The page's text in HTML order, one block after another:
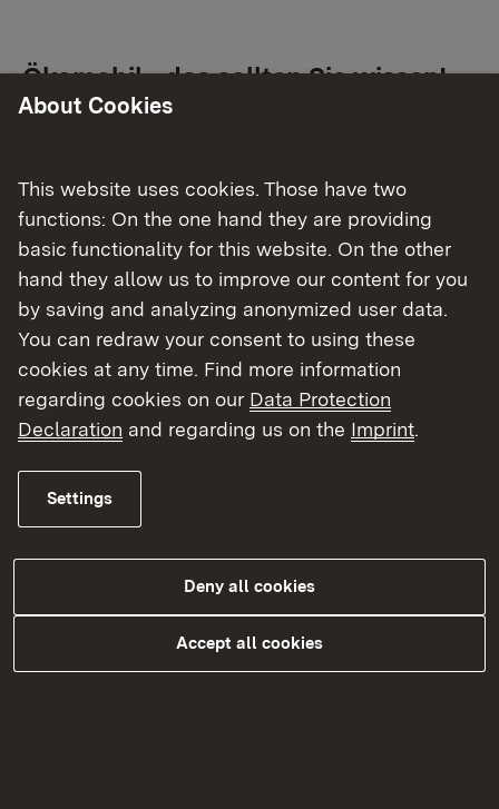
Ökomobil - das sollten Sie wissen!
Unsere Ziele
Entdecken, wie vielfältig Staunen, wie schön
Erleben, wie faszinierend unsere Natur sein
kann.
Die scheinbar vertraute Umgebung offenbart bei
genauer Betrachtung, dass viel Unbekanntes in
ihr verborgen liegt. Wir wecken Neugier und
Interesse dafür und entdecken gemeinsam
Wissenswertes und Erstaunliches über Tiere,
Pflanzen und deren Vernetzung in den
Lebensräumen.
Wir wollen aufzeigen, wie vielfältig und
faszinierend die Natur vor Ort ist und
herausfinden, was wir selbst zu ihrem Schutz
About Cookies
This website uses cookies. Those have two
functions: On the one hand they are providing
basic functionality for this website. On the other
hand they allow us to improve our content for you
by saving and analyzing anonymized user data.
You can redraw your consent to using these
cookies at any time. Find more information
regarding cookies on our Data Protection
Declaration and regarding us on the Imprint.
Settings
Deny all cookies
Accept all cookies